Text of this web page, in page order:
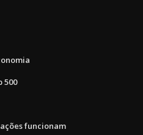
500
funcionam